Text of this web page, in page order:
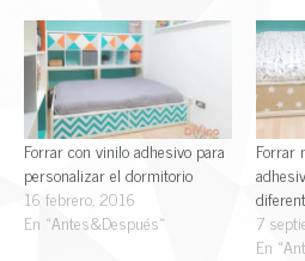
Forrar con vinilo adhesivo para
personalizar el dormitorio
16 febrero, 2016
En «Antes&Después»
Forrar
7
En